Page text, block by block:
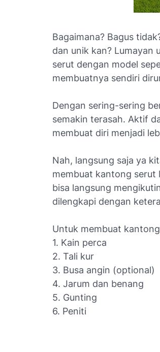
Bagaimana? Bagus
dan unik kan? Lumayan
serut dengan model
membuatnya sendiri
Dengan sering-sering
semakin terasah. Aktif
membuat diri menjadi
Nah, langsung saja ya
membuat kantong serut
bisa langsung
dilengkapi dengan
Untuk membuat
1. Kain perca
2. Tali kur
3. Busa angin (optional)
4. Jarum dan benang
5. Gunting
6. Peniti